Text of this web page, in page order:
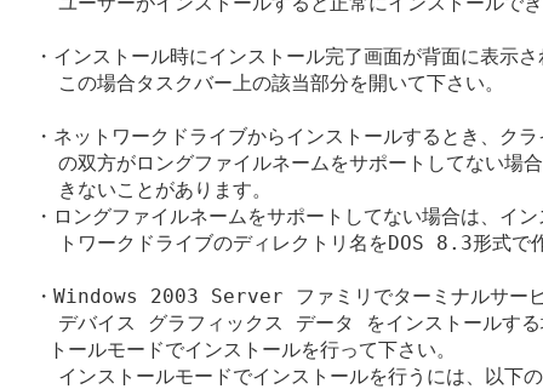
・インストール時にインストール完了画面が背面に表示
    この場合タスクバー上の該当部分を開いて下さい。
・ネットワークドライブからインストールするとき、ク
の双方がロングファイルネームをサポートしてない場
    きないことがあります。
・ロングファイルネームをサポートしてない場合は、イ
トワークドライブのディレクトリ名をDOS 8.3形式で
・Windows 2003 Server ファミリでターミナルサービ
デバイス グラフィックス データ をインストールす
トールモードでインストールを行って下さい。
インストールモードでインストールを行うには、以下